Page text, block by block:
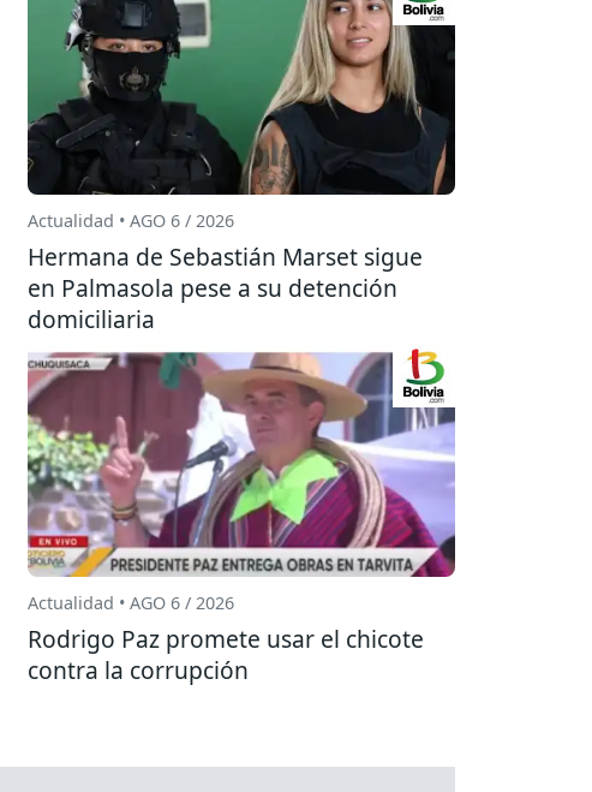
Actualidad • AGO 6 / 2026
Hermana de Sebastián Marset sigue
en Palmasola pese a su detención
domiciliaria
Actualidad • AGO 6 / 2026
Rodrigo Paz promete usar el chicote
contra la corrupción